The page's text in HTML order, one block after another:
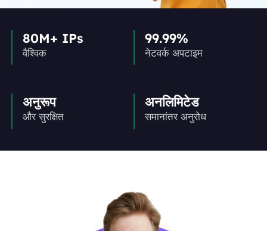
80M+ IPs
वैश्विक
99.99%
नेटवर्क अपटाइम
अनुरूप
और सुरक्षित
अनलिमिटेड
समानांतर अनुरोध